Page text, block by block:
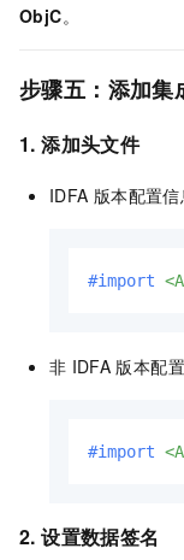
ObjC。
步骤五：添加集
1. 添加头文件
IDFA 版本配置信
#import
非 IDFA 版本配
#import
2. 设置数据签名